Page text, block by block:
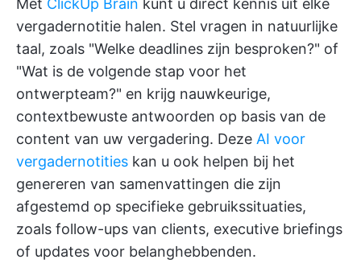
Met ClickUp Brain kunt u direct kennis uit elke
vergadernotitie halen. Stel vragen in natuurlijke
taal, zoals "Welke deadlines zijn besproken?" of
"Wat is de volgende stap voor het
ontwerpteam?" en krijg nauwkeurige,
contextbewuste antwoorden op basis van de
content van uw vergadering. Deze AI voor
vergadernotities kan u ook helpen bij het
genereren van samenvattingen die zijn
afgestemd op specifieke gebruikssituaties,
zoals follow-ups van clients, executive briefings
of updates voor belanghebbenden.